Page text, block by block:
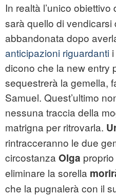
In realtà l’unico
sarà quello di
abbandonata dopo
anticipazioni riguardanti
dicono che la new entry
sequestrerà la gemella,
Samuel. Quest’ultimo
nessuna traccia della
matrigna per ritrovarla.
rintracceranno le due
circostanza Olga
eliminare la sorella
che la pugnalerà con il